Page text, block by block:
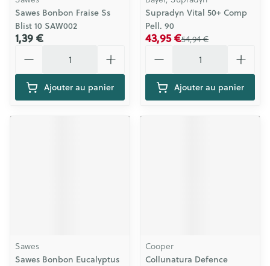
Sawes Bonbon Fraise Ss
Blist 10 SAW002
1,39 €
Ajouter au panier
Supradyn Vital 50+ Comp
Pell. 90
54,94 €
43,95 €
Ajouter au panier
Sawes
Sawes Bonbon Eucalyptus
Cooper
Collunatura Defence